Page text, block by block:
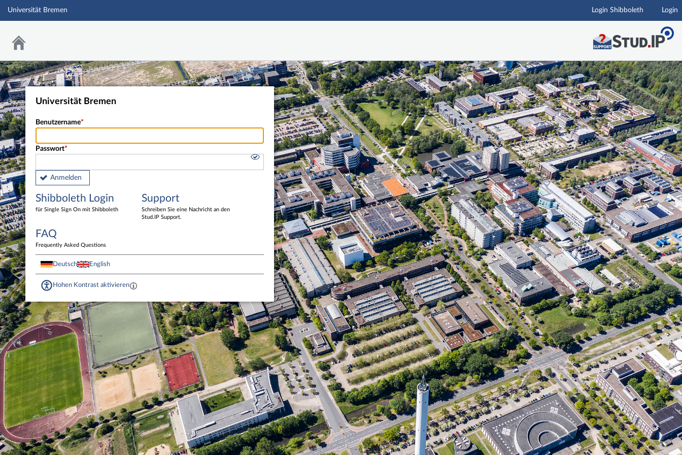
Hauptnavigation
Universität Bremen Login Shibboleth Login
Universität Bremen
Benutzername
Passwort
Anmelden
Shibboleth Login
für Single Sign On mit Shibboleth
Support
Schreiben Sie eine Nachricht an den
Stud.IP Support.
FAQ
Frequently Asked Questions
Deutsch English
Hohen Kontrast aktivieren